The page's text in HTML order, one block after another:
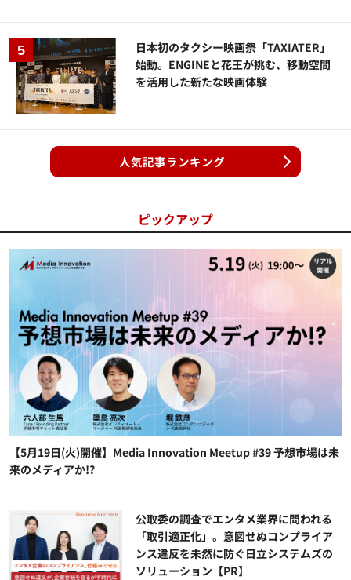
日本初のタクシー映画祭「TAXIATER」
始動。ENGINEと花王が挑む、移動空間
を活用した新たな映画体験
人気記事ランキング
ピックアップ
【5月19日(火)開催】Media Innovation Meetup #39 予想市場は未
来のメディアか!?
公​​取委の調査でエンタメ業界に問われる
「取引適正化」。意図せぬコンプライア
ンス違反を未然に防ぐ日立システムズの
ソリューション​【PR】